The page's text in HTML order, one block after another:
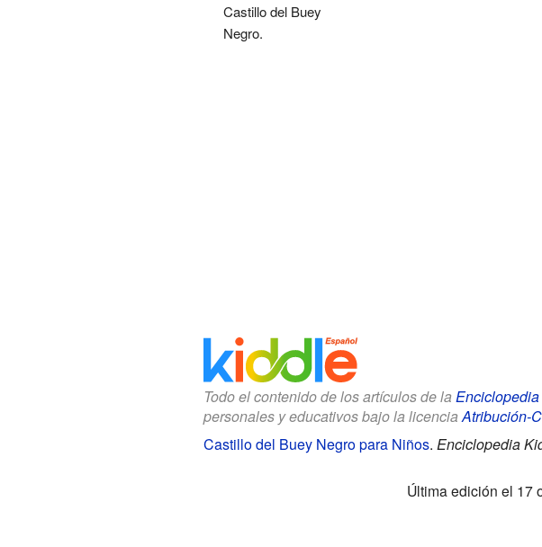
Castillo del Buey
Negro.
Todo el contenido de los artículos de la
personales y educativos bajo la licencia Atribución-
Castillo del Buey Negro para Niños. Enciclopedia
Última edición el 17